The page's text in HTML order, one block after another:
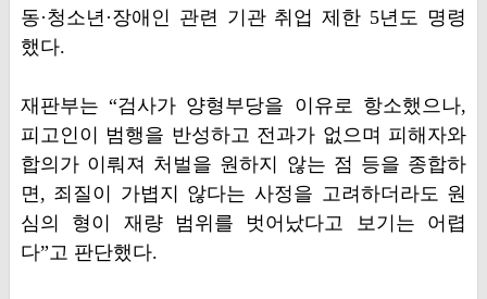
동·청소년·장애인 관련 기관 취업 제한 5년도 명령
했다.
재판부는 “검사가 양형부당을 이유로 항소했으나,
피고인이 범행을 반성하고 전과가 없으며 피해자와
합의가 이뤄져 처벌을 원하지 않는 점 등을 종합하
면, 죄질이 가볍지 않다는 사정을 고려하더라도 원
심의 형이 재량 범위를 벗어났다고 보기는 어렵
다”고 판단했다.